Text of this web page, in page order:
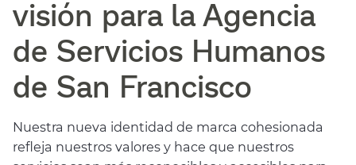
visión para la Agencia
de Servicios Humanos
de San Francisco​​
Nuestra nueva identidad de marca cohesionada
refleja nuestros valores y hace que nuestros